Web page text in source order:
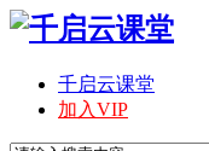
千启云课堂
加入VIP